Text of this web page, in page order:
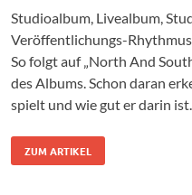
Studioalbum, Livealbum,
Veröffentlichungs-
So folgt auf „North And
des Albums. Schon daran
spielt und wie gut er darin ist.
ZUM ARTIKEL